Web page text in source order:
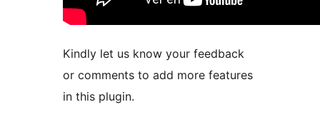
Kindly let us know your feedback
or comments to add more features
in this plugin.